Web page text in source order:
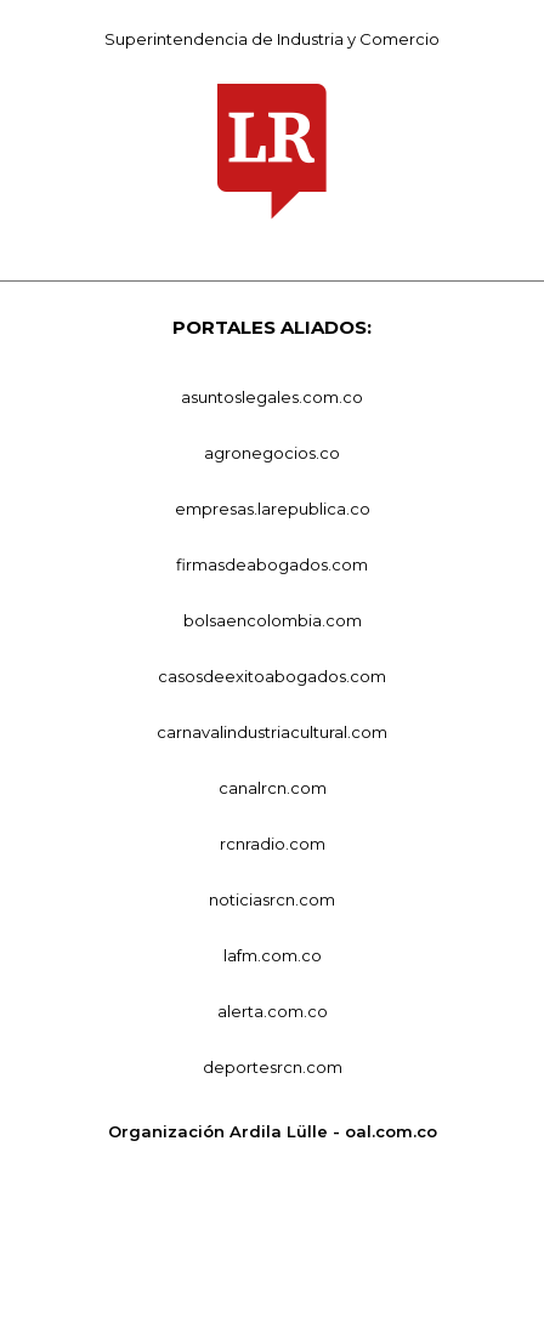
Superintendencia de Industria y Comercio
PORTALES ALIADOS:
asuntoslegales.com.co
agronegocios.co
empresas.larepublica.co
firmasdeabogados.com
bolsaencolombia.com
casosdeexitoabogados.com
carnavalindustriacultural.com
canalrcn.com
rcnradio.com
noticiasrcn.com
lafm.com.co
alerta.com.co
deportesrcn.com
Organización Ardila Lülle - oal.com.co